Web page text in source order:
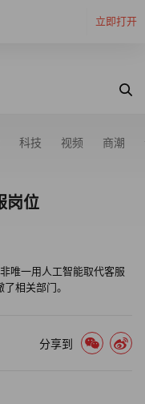
立即打开
科技 视频 商潮
岗位
唯一用人工智能取代客服
相关部门。
分享到